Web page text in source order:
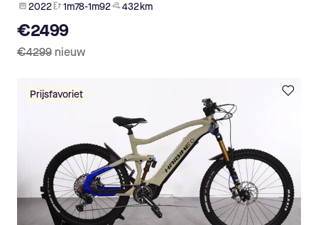
2022 1m78-1m92 432 km
€2499
€4299 nieuw
Prijsfavoriet